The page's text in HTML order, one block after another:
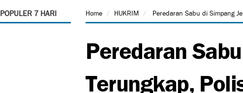
POPULER 7 HARI Home HUKRIM Peredaran Sabu di Simpang
Peredaran
Terungkap,